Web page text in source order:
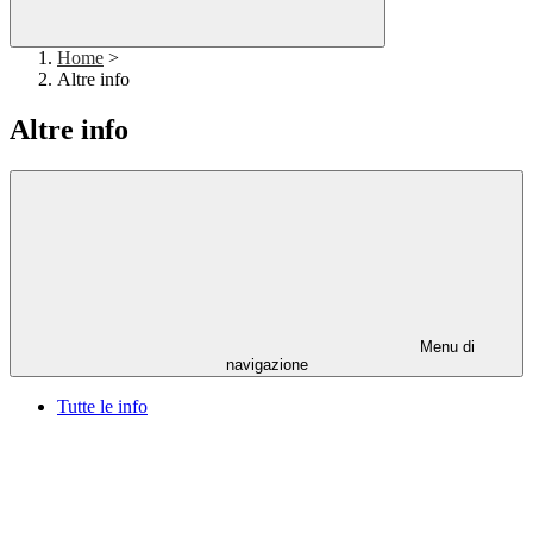
Home >
Altre info
Altre info
Menu di
navigazione
Tutte le info